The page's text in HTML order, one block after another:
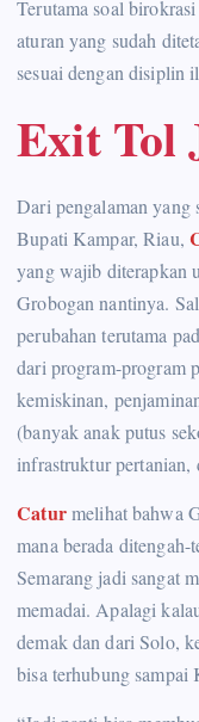
Terutama soal
aturan yang sudah
sesuai dengan disiplin
Exit Tol
Dari pengalaman yang
Bupati Kampar, Riau,
yang wajib diterapkan
Grobogan nantinya.
perubahan terutama
dari program-program
kemiskinan,
(banyak anak putus
infrastruktur pertanian,
Caturmelihat bahwa
mana berada
Semarang jadi sangat
memadai. Apalagi
demak dan dari Solo,
bisa terhubung sampai